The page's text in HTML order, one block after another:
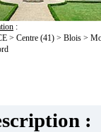
:
> Centre (41) > Blois >
: